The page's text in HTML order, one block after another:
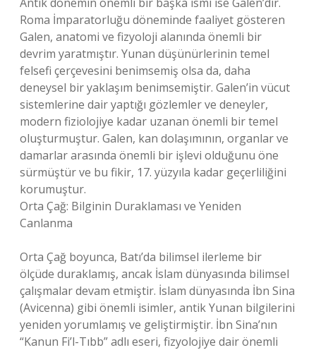
Roma İmparatorluğu döneminde faaliyet gösteren
Galen, anatomi ve fizyoloji alanında önemli bir
devrim yaratmıştır. Yunan düşünürlerinin temel
felsefi çerçevesini benimsemiş olsa da, daha
deneysel bir yaklaşım benimsemiştir. Galen’in vücut
sistemlerine dair yaptığı gözlemler ve deneyler,
modern fiziolojiye kadar uzanan önemli bir temel
oluşturmuştur. Galen, kan dolaşımının, organlar ve
damarlar arasında önemli bir işlevi olduğunu öne
sürmüştür ve bu fikir, 17. yüzyıla kadar geçerliliğini
korumuştur.
Orta Çağ: Bilginin Duraklaması ve Yeniden
Canlanma
Orta Çağ boyunca, Batı’da bilimsel ilerleme bir
ölçüde duraklamış, ancak İslam dünyasında bilimsel
çalışmalar devam etmiştir. İslam dünyasında İbn Sina
(Avicenna) gibi önemli isimler, antik Yunan bilgilerini
yeniden yorumlamış ve geliştirmiştir. İbn Sina’nın
“Kanun Fi’l-Tıbb” adlı eseri, fizyolojiye dair önemli